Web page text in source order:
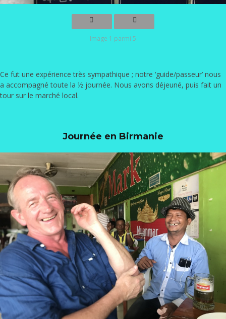
Image 1 parmi 5
Ce fut une expérience très sympathique ; notre ‘guide/passeur’ nous
a accompagné toute la ½ journée. Nous avons déjeuné, puis fait un
tour sur le marché local.
Journée en Birmanie